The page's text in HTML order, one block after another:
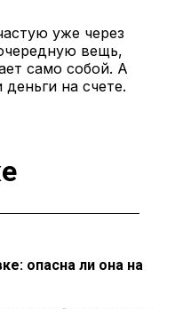
уже через
вещь,
само собой. А
на счете.
опасна ли она на